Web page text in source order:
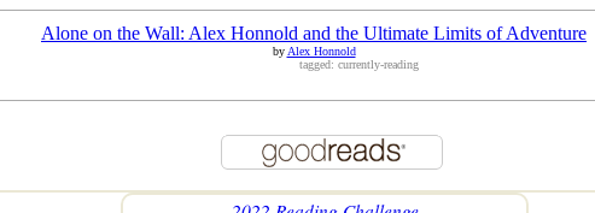
Alone on the Wall: Alex Honnold and the Ultimate Limits of Adventure
by Alex Honnold
tagged: currently-reading